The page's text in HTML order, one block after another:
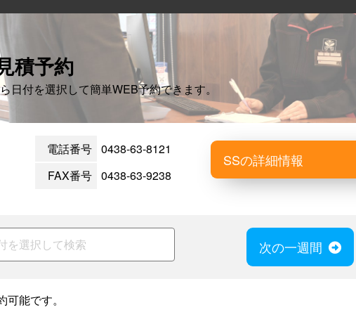
積予約
日付を選択して簡単WEB予約できます。
電話番号 0438-63-8121
FAX番号 0438-63-9238
SSの詳細情報
次の一週間
能です。